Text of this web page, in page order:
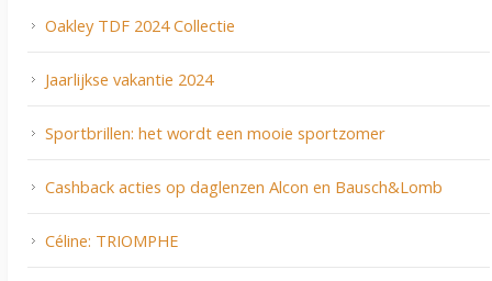
Oakley TDF 2024 Collectie
Jaarlijkse vakantie 2024
Sportbrillen: het wordt een mooie sportzomer
Cashback acties op daglenzen Alcon en Bausch&Lomb
Céline: TRIOMPHE